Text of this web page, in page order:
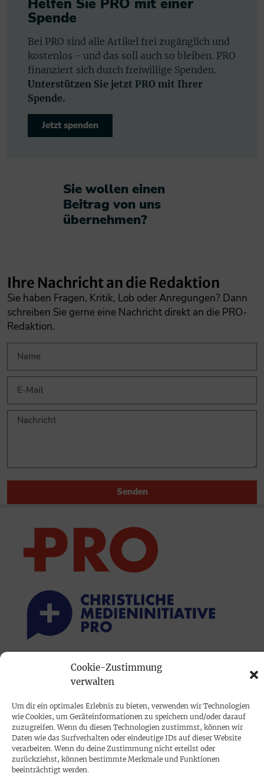
Cookie-Zustimmung
verwalten
Um dir ein optimales Erlebnis zu bieten, verwenden wir Technologien
wie Cookies, um Geräteinformationen zu speichern und/oder darauf
zuzugreifen. Wenn du diesen Technologien zustimmst, können wir
Daten wie das Surfverhalten oder eindeutige IDs auf dieser Website
verarbeiten. Wenn du deine Zustimmung nicht erteilst oder
zurückziehst, können bestimmte Merkmale und Funktionen
beeinträchtigt werden.
Helfen Sie PRO mit einer
Spende
Bei PRO sind alle Artikel frei zugänglich und
kostenlos - und das soll auch so bleiben. PRO
finanziert sich durch freiwillige Spenden.
Unterstützen Sie jetzt PRO mit Ihrer
Spende.
Jetzt spenden
Sie wollen einen
Beitrag von uns
übernehmen?​
Ihre Nachricht an die Redaktion
Sie haben Fragen, Kritik, Lob oder Anregungen? Dann
schreiben Sie gerne eine Nachricht direkt an die PRO-
Redaktion.
Senden
PRINTAUSGABE
Mediadaten
PROKOMPAKT
Impressum
SPENDEN